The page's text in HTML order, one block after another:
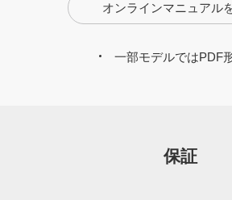
オンラインマニュアル
一部モデルではPDF
保証